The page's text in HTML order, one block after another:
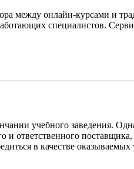
между онлайн-курсами и
специалистов.
учебного заведения.
ответственного
в качестве оказываемых